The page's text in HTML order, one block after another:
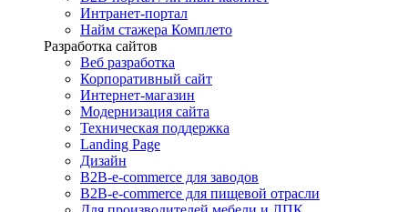
Интранет-портал
Найм стажера Комплето
Разработка сайтов
Веб разработка
Корпоративный сайт
Интернет-магазин
Модернизация сайта
Техническая поддержка
Landing Page
Дизайн
B2B-e-commerce для заводов
B2B-e-commerce для пищевой отрасли